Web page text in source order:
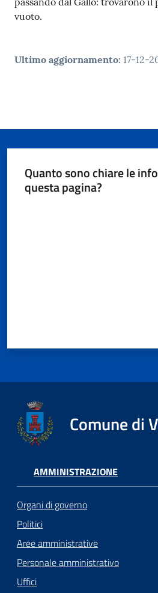
vuoto.
Ultimo aggiornamento: 17-12-
Quanto sono chiare le
questa pagina?
Comune di
AMMINISTRAZIONE
Organi di governo
Politici
Aree amministrative
Personale amministrativo
Uffici